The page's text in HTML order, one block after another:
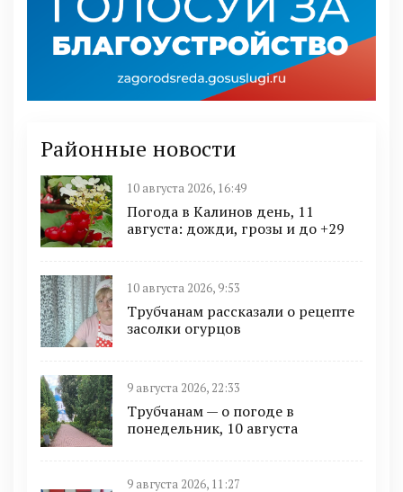
Районные новости
10 августа 2026, 16:49
Погода в Калинов день, 11
августа: дожди, грозы и до +29
10 августа 2026, 9:53
Трубчанам рассказали о рецепте
засолки огурцов
9 августа 2026, 22:33
Трубчанам — о погоде в
понедельник, 10 августа
9 августа 2026, 11:27